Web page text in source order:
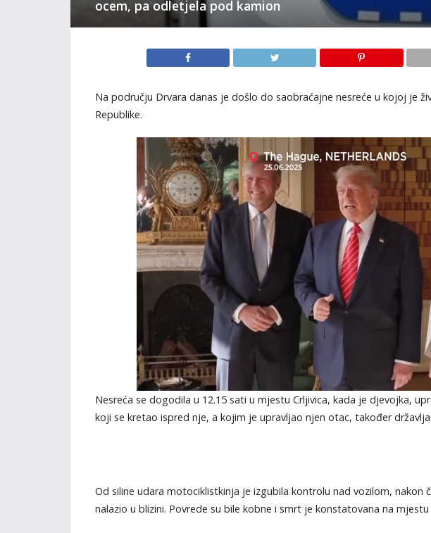
ocem, pa odletjela pod kamion
Na području Drvara danas je došlo do saobraćajne nesreće u kojoj je
Republike.
Nesreća se dogodila u 12.15 sati u mjestu Crljivica, kada je djevojka,
koji se kretao ispred nje, a kojim je upravljao njen otac, također
Od siline udara motociklistkinja je izgubila kontrolu nad vozilom, nakon
nalazio u blizini. Povrede su bile kobne i smrt je konstatovana na mjestu